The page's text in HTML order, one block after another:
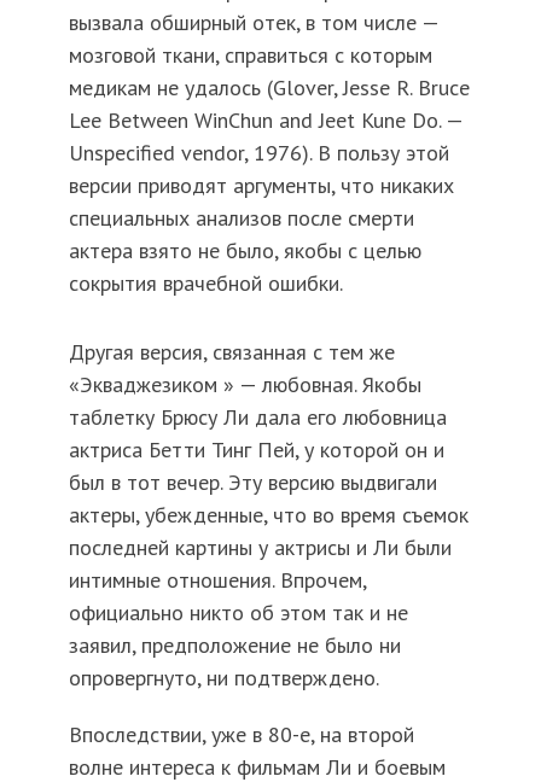
вызвала обширный отек, в том числе —
мозговой ткани, справиться с которым
медикам не удалось (Glover, Jesse R. Bruce
Lee Between WinChun and Jeet Kune Do. —
Unspecified vendor, 1976). В пользу этой
версии приводят аргументы, что никаких
специальных анализов после смерти
актера взято не было, якобы с целью
сокрытия врачебной ошибки.
Другая версия, связанная с тем же
«Экваджезиком » — любовная. Якобы
таблетку Брюсу Ли дала его любовница
актриса Бетти Тинг Пей, у которой он и
был в тот вечер. Эту версию выдвигали
актеры, убежденные, что во время съемок
последней картины у актрисы и Ли были
интимные отношения. Впрочем,
официально никто об этом так и не
заявил, предположение не было ни
опровергнуто, ни подтверждено.
Впоследствии, уже в 80-е, на второй
волне интереса к фильмам Ли и боевым